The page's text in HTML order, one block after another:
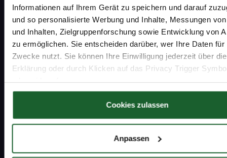
Informationen auf Ihrem Gerät zu speichern und darauf
und so personalisierte Werbung und Inhalte, Messungen
und Inhalten, Zielgruppenforschung sowie Entwicklung von
zu ermöglichen. Sie entscheiden darüber, wer Ihre Daten für
Zwecke nutzt. Sie können Ihre Einwilligung jederzeit über
Erklärung oder durch Klicken auf das Privacy Trigger
Wenn Sie es erlauben, würden wir auch gerne:
Informationen über Ihre geografische Lage erfassen,
Ihr Gerät durch aktives Scannen nach bestimmten
(Fingerprinting) identifizieren
Cookies zulassen
Anpassen
Kostenlos anrufen
Mo-Fr 8-16 Uhr
0800 22 97 466
Beratung buchen
schnell und unverbindlich
Beratungstermin vereinbaren